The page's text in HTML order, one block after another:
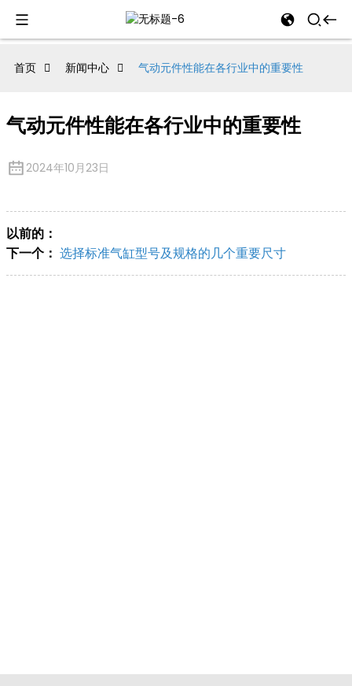
首页 新闻中心 气动元件性能在各行业中的重要性
气动元件性能在各行业中的重要性
2024年10月23日
以前的：
下一个： 选择标准气缸型号及规格的几个重要尺寸